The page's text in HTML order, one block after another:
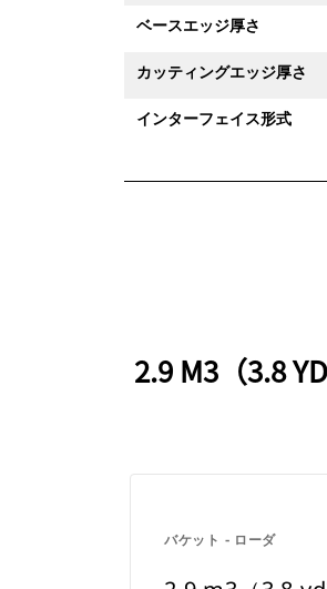
ベースエッジ厚さ
カッティングエッジ厚さ
インターフェイス形式
2.9 M3（3.8
バケット - ローダ